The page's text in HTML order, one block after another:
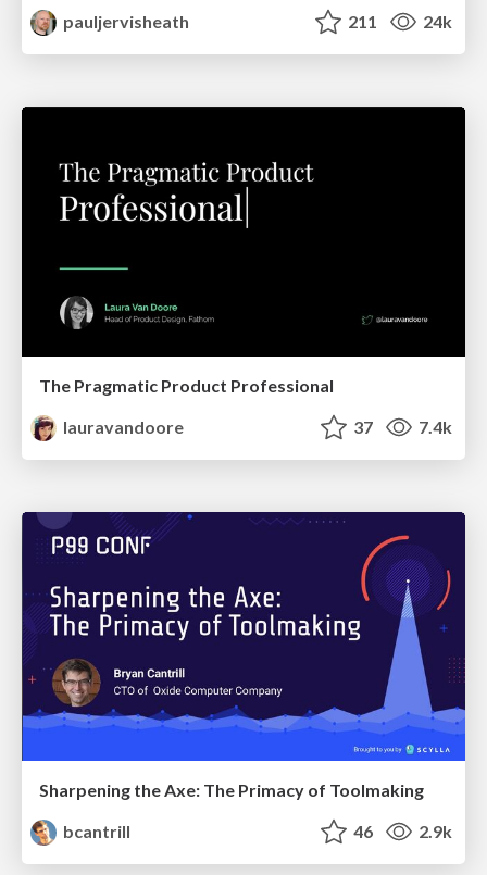
pauljervisheath
211 24k
The Pragmatic Product Professional
lauravandoore
37 7.4k
Sharpening the Axe: The Primacy of Toolmaking
bcantrill
46 2.9k